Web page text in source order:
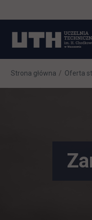
Strona główna Oferta